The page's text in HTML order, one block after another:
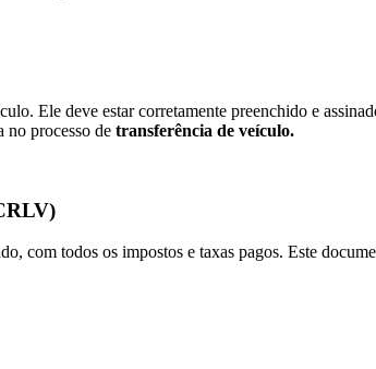
Ele deve estar corretamente preenchido e
no processo de transferência de veículo.
com todos os impostos e taxas pagos. Este